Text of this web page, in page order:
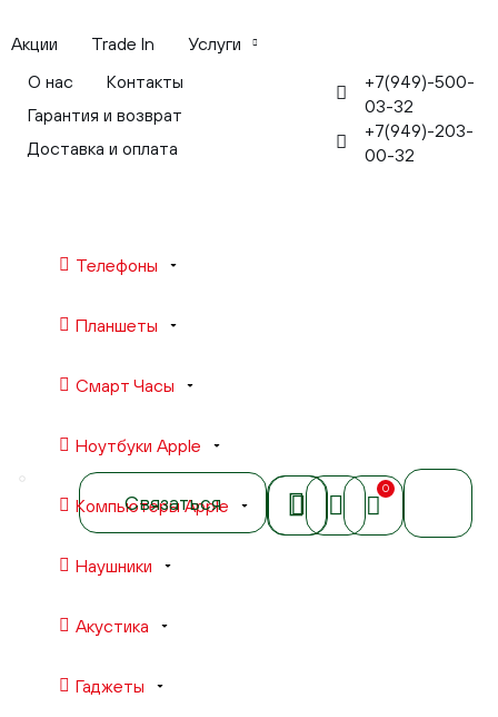
Акции Trade In
Услуги
О нас
Контакты
Гарантия и возврат
Доставка и оплата
+7(949)-500-
03-32
+7(949)-203-
00-32
Телефоны
Планшеты
Смарт Часы
Ноутбуки Apple
Компьютеры Apple
Наушники
Акустика
Гаджеты
Связаться
0